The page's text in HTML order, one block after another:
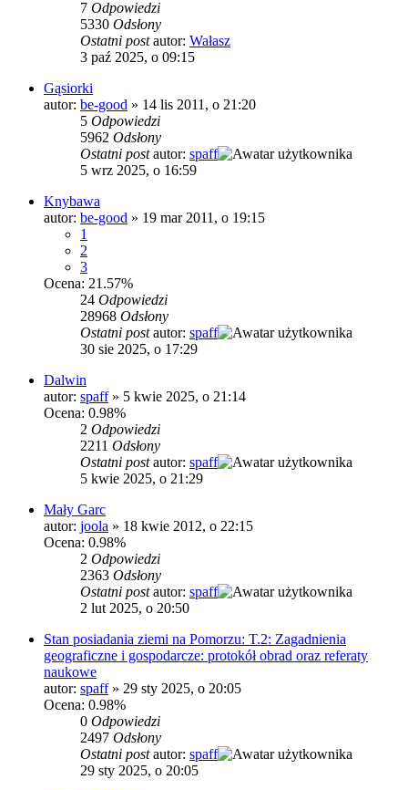
7 Odpowiedzi
5330 Odsłony
Ostatni postautor: Wałasz
3 paź 2025, o 09:15
Gąsiorki
autor: be-good » 14 lis 2011, o 21:20
5 Odpowiedzi
5962 Odsłony
Ostatni postautor: spaff
5 wrz 2025, o 16:59
Knybawa
autor: be-good » 19 mar 2011, o 19:15
1
2
3
Ocena: 21.57%
24 Odpowiedzi
28968 Odsłony
Ostatni postautor: spaff
30 sie 2025, o 17:29
Dalwin
autor: spaff» 5 kwie 2025, o 21:14
Ocena: 0.98%
2 Odpowiedzi
2211 Odsłony
Ostatni postautor: spaff
5 kwie 2025, o 21:29
Mały Garc
autor: joola » 18 kwie 2012, o 22:15
Ocena: 0.98%
2 Odpowiedzi
2363 Odsłony
Ostatni postautor: spaff
2 lut 2025, o 20:50
Stan posiadania ziemi na Pomorzu: T.2: Zagadnienia
geograficzne i gospodarcze: protokół obrad oraz referaty
naukowe
autor: spaff» 29 sty 2025, o 20:05
Ocena: 0.98%
0 Odpowiedzi
2497 Odsłony
Ostatni postautor: spaff
29 sty 2025, o 20:05